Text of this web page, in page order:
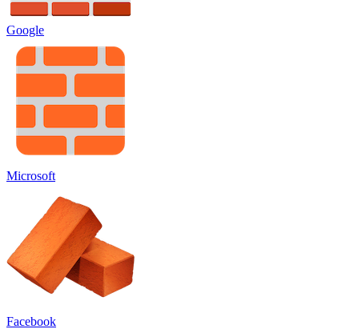
Google
Microsoft
Facebook